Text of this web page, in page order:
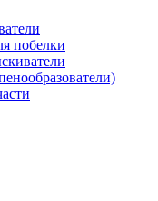
побелки